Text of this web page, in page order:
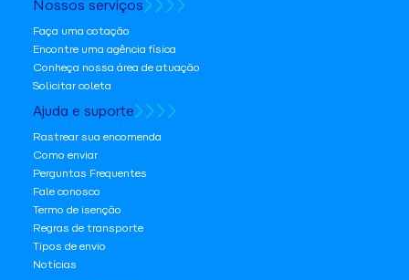
Nossos serviços
Faça uma cotação
Encontre uma agência física
Conheça nossa área de atuação
Solicitar coleta
Ajuda e suporte
Rastrear sua encomenda
Como enviar
Perguntas Frequentes
Fale conosco
Termo de isenção
Regras de transporte
Tipos de envio
Notícias